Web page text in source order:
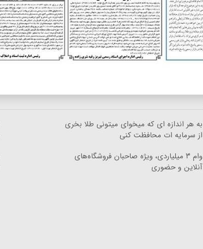
به هر اندازه ای که میخوای میتونی طلا بخری
از سرمایه ات محافظت کنی
وام ۳ میلیاردی، ویژه صاحبان فروشگاه‌های
آنلاین و حضوری